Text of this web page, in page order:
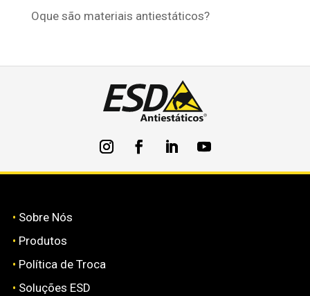
Oque são materiais antiestáticos?
• Sobre Nós
• Produtos
• Política de Troca
• Soluções ESD